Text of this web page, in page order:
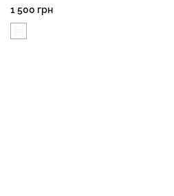
1 500 грн